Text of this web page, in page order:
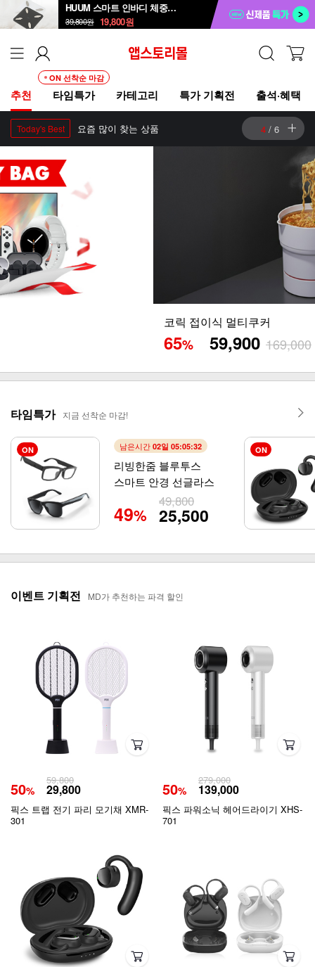
HUUM 스마트 인바디 체중계 SB-108B
39,800원 19,800원
추천
ON 선착순 마감
타임특가 카테고리 특가 기획전 출석·혜택
Today's Best 요즘 많이 찾는 상품 4 / 6
타임특가 지금 선착순 마감!
ON 남은시간 02일 05:05:30
리빙한줌 블루투스
스마트 안경 선글라스
49%
49,800
25,500
ON
이벤트 기획전 MD가 추천하는 파격 할인
50%
59,800
29,800
픽스 트랩 전기 파리 모기채 XMR-
301
50%
279,000
139,000
픽스 파워소닉 헤어드라이기 XHS-
701